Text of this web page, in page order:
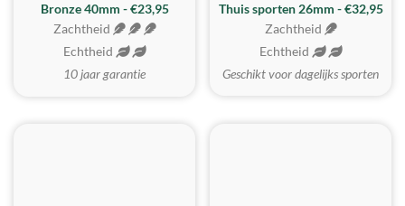
Bronze 40mm - €23,95
Zachtheid
Echtheid
10 jaar garantie
Thuis sporten 26mm - €32,95
Zachtheid
Echtheid
Geschikt voor dagelijks sporten